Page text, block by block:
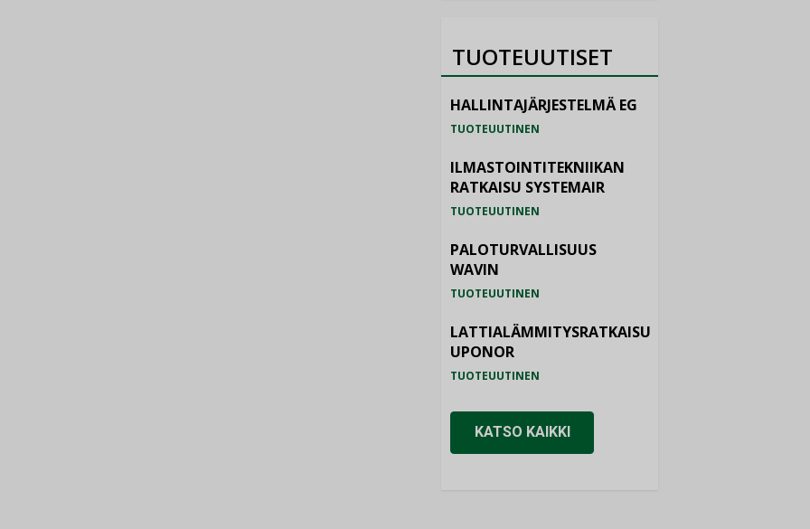
TUOTEUUTISET
HALLINTAJÄRJESTELMÄ EG
TUOTEUUTINEN
ILMASTOINTITEKNIIKAN
RATKAISU SYSTEMAIR
TUOTEUUTINEN
PALOTURVALLISUUS
WAVIN
TUOTEUUTINEN
LATTIALÄMMITYSRATKAISU
UPONOR
TUOTEUUTINEN
KATSO KAIKKI